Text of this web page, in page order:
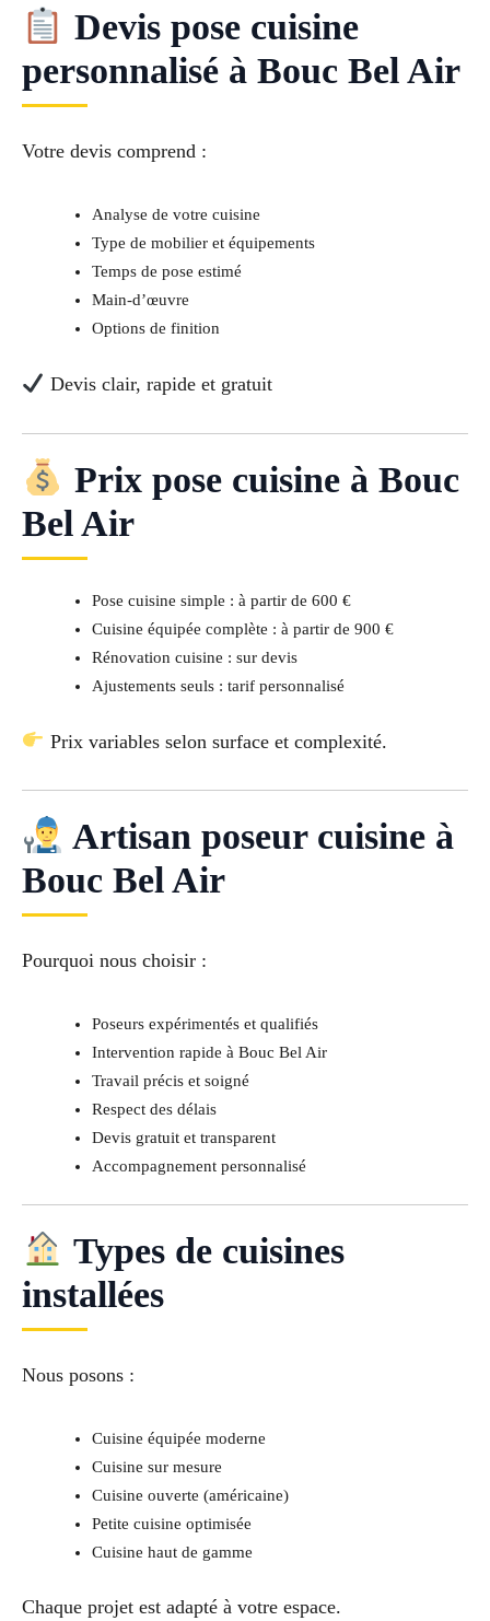
Devis pose cuisine
personnalisé à Bouc Bel Air
Votre devis comprend :
Analyse de votre cuisine
Type de mobilier et équipements
Temps de pose estimé
Main-d’œuvre
Options de finition
Devis clair, rapide et gratuit
Prix pose cuisine à Bouc
Bel Air
Pose cuisine simple : à partir de 600 €
Cuisine équipée complète : à partir de 900 €
Rénovation cuisine : sur devis
Ajustements seuls : tarif personnalisé
Prix variables selon surface et complexité.
Artisan poseur cuisine à
Bouc Bel Air
Pourquoi nous choisir :
Poseurs expérimentés et qualifiés
Intervention rapide à Bouc Bel Air
Travail précis et soigné
Respect des délais
Devis gratuit et transparent
Accompagnement personnalisé
Types de cuisines
installées
Nous posons :
Cuisine équipée moderne
Cuisine sur mesure
Cuisine ouverte (américaine)
Petite cuisine optimisée
Cuisine haut de gamme
Chaque projet est adapté à votre espace.